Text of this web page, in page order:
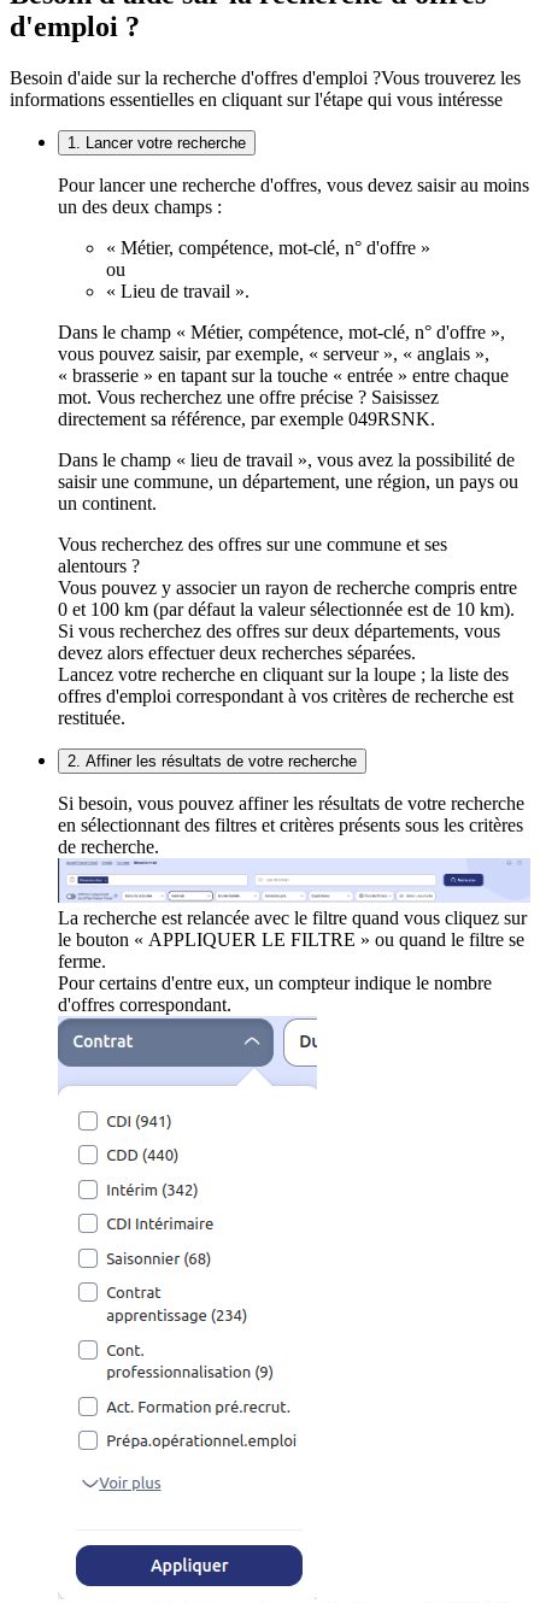
d'emploi ?
Besoin d'aide sur la recherche d'offres d'emploi ?Vous trouverez les
informations essentielles en cliquant sur l'étape qui vous intéresse
1. Lancer votre recherche
Pour lancer une recherche d'offres, vous devez saisir au moins
un des deux champs :
« Métier, compétence, mot-clé, n° d'offre »
ou
« Lieu de travail ».
Dans le champ « Métier, compétence, mot-clé, n° d'offre »,
vous pouvez saisir, par exemple, « serveur », « anglais »,
« brasserie » en tapant sur la touche « entrée » entre chaque
mot. Vous recherchez une offre précise ? Saisissez
directement sa référence, par exemple 049RSNK.
Dans le champ « lieu de travail », vous avez la possibilité de
saisir une commune, un département, une région, un pays ou
un continent.
Vous recherchez des offres sur une commune et ses
alentours ?
Vous pouvez y associer un rayon de recherche compris entre
0 et 100 km (par défaut la valeur sélectionnée est de 10 km).
Si vous recherchez des offres sur deux départements, vous
devez alors effectuer deux recherches séparées.
Lancez votre recherche en cliquant sur la loupe ; la liste des
offres d'emploi correspondant à vos critères de recherche est
restituée.
2. Affiner les résultats de votre recherche
Si besoin, vous pouvez affiner les résultats de votre recherche
en sélectionnant des filtres et critères présents sous les critères
de recherche.
La recherche est relancée avec le filtre quand vous cliquez sur
le bouton « APPLIQUER LE FILTRE » ou quand le filtre se
ferme.
Pour certains d'entre eux, un compteur indique le nombre
d'offres correspondant.